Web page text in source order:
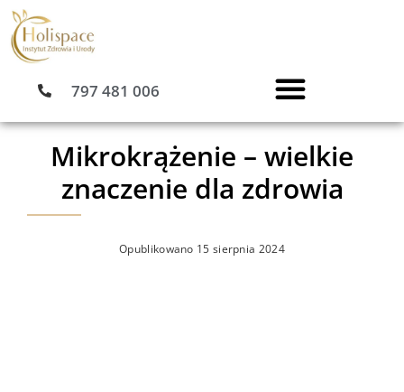
Przejdź
do
treści
797 481 006
Mikrokrążenie – wielkie
znaczenie dla zdrowia
Opublikowano 15 sierpnia 2024